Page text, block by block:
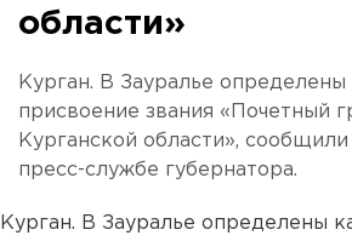
области»
Курган. В Зауралье
присвоение звания «Почетный
Курганской области»,
пресс-службе губернатора.
Курган. В Зауралье определены